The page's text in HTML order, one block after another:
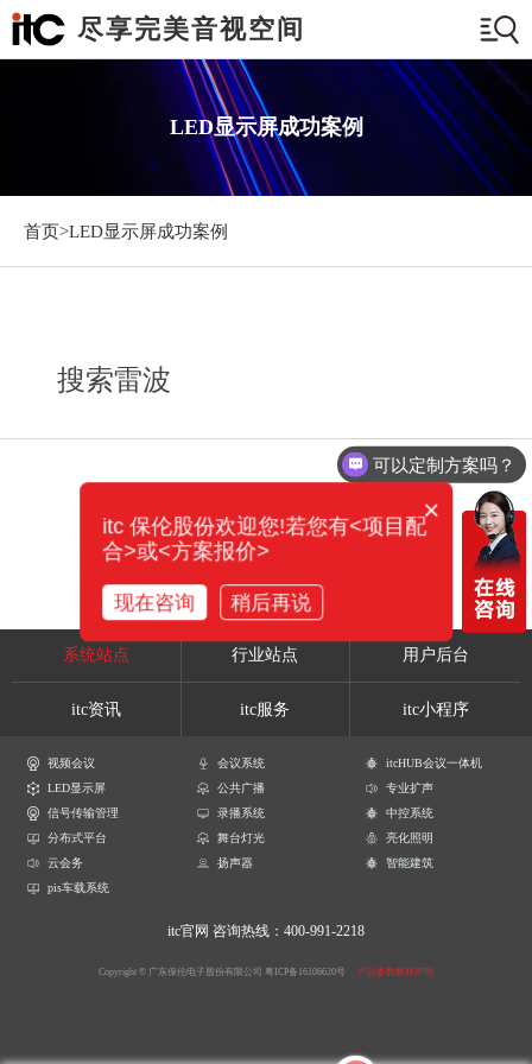
尽享完美音视空间
LED显示屏成功案例
首页>LED显示屏成功案例
搜索雷波
系统站点 行业站点 用户后台
itc资讯 itc服务 itc小程序
视频会议 会议系统
itcHUB会议一体机
LED显示屏
公共广播
专业扩声
信号传输管理
录播系统
中控系统
分布式平台
舞台灯光
亮化照明
云会务
扬声器
智能建筑
pis车载系统
itc官网 咨询热线：400-991-2218
Copyright © 广东保伦电子股份有限公司 粤ICP备16106620号 产品参数解释声明
可以定制方案吗？
×
itc 保伦股份欢迎您!若您有<项目配
合>或<方案报价>
现在咨询 稍后再说